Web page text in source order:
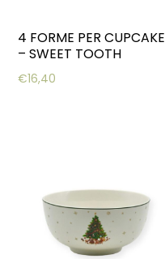
4 FORME PER CUPCAKE
– SWEET TOOTH
€16,40